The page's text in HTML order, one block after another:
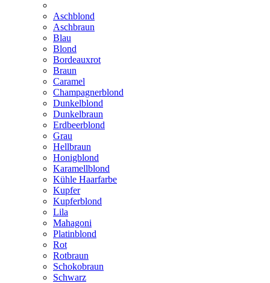
Aschblond
Aschbraun
Blau
Blond
Bordeauxrot
Braun
Caramel
Champagnerblond
Dunkelblond
Dunkelbraun
Erdbeerblond
Grau
Hellbraun
Honigblond
Karamellblond
Kühle Haarfarbe
Kupfer
Kupferblond
Lila
Mahagoni
Platinblond
Rot
Rotbraun
Schokobraun
Schwarz